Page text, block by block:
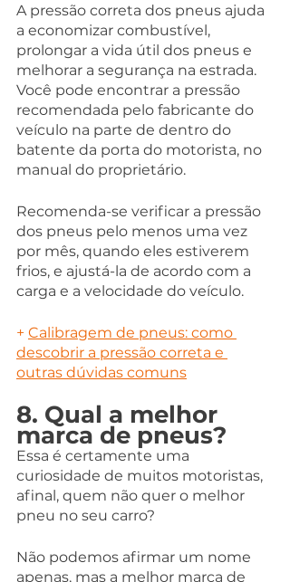
A pressão correta dos pneus ajuda
a economizar combustível,
prolongar a vida útil dos pneus e
melhorar a segurança na estrada.
Você pode encontrar a pressão
recomendada pelo fabricante do
veículo na parte de dentro do
batente da porta do motorista, no
manual do proprietário.
Recomenda-se verificar a pressão
dos pneus pelo menos uma vez
por mês, quando eles estiverem
frios, e ajustá-la de acordo com a
carga e a velocidade do veículo.
+ Calibragem de pneus: como
descobrir a pressão correta e
outras dúvidas comuns
8. Qual a melhor
marca de pneus?
Essa é certamente uma
curiosidade de muitos motoristas,
afinal, quem não quer o melhor
pneu no seu carro?
Não podemos afirmar um nome
apenas, mas a melhor marca de